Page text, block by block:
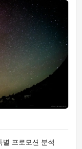
별 프로모션 분석